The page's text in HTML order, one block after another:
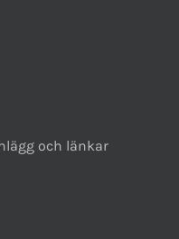
och länkar